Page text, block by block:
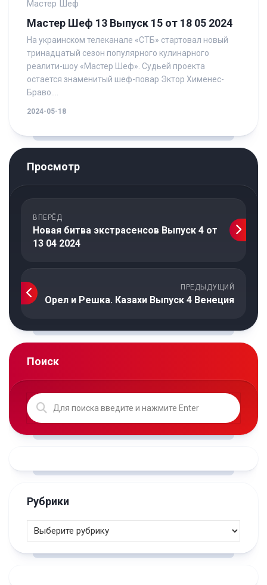
Мастер Шеф
Мастер Шеф 13 Выпуск 15 от 18 05 2024
На украинском телеканале «СТБ» стартовал новый
тринадцатый сезон популярного кулинарного
реалити-шоу «Мастер Шеф». Судьей проекта
остается знаменитый шеф-повар Эктор Хименес-
Браво....
2024-05-18
Просмотр
ВПЕРЁД
Новая битва экстрасенсов Выпуск 4 от
13 04 2024
ПРЕДЫДУЩИЙ
Орел и Решка. Казахи Выпуск 4 Венеция
Поиск
Рубрики